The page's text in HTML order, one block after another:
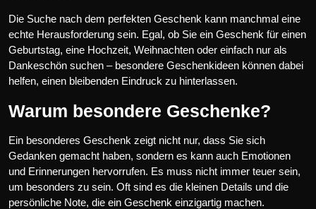
Die Suche nach dem perfekten Geschenk kann manchmal eine
echte Herausforderung sein. Egal, ob Sie ein Geschenk für einen
Geburtstag, eine Hochzeit, Weihnachten oder einfach nur als
Dankeschön suchen – besondere Geschenkideen können dabei
helfen, einen bleibenden Eindruck zu hinterlassen.
Warum besondere Geschenke?
Ein besonderes Geschenk zeigt nicht nur, dass Sie sich
Gedanken gemacht haben, sondern es kann auch Emotionen
und Erinnerungen hervorrufen. Es muss nicht immer teuer sein,
um besonders zu sein. Oft sind es die kleinen Details und die
persönliche Note, die ein Geschenk einzigartig machen.